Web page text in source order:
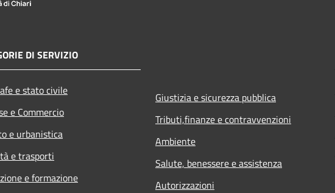
DI SERVIZIO
e stato civile
e Commercio
e urbanistica
e trasporti
e formazione
Giustizia e sicurezza pubblica
Tributi,finanze e contravvenzioni
Ambiente
Salute, benessere e assistenza
Autorizzazioni